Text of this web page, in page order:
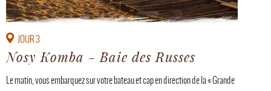
JOUR 3
Nosy Komba - Baie des Russes
Le matin, vous embarquez sur votre bateau et cap en direction de la « Grande